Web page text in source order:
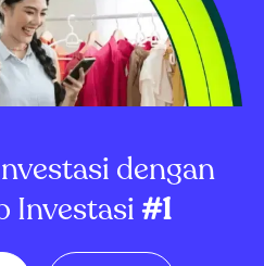
dengan
Investasi#1